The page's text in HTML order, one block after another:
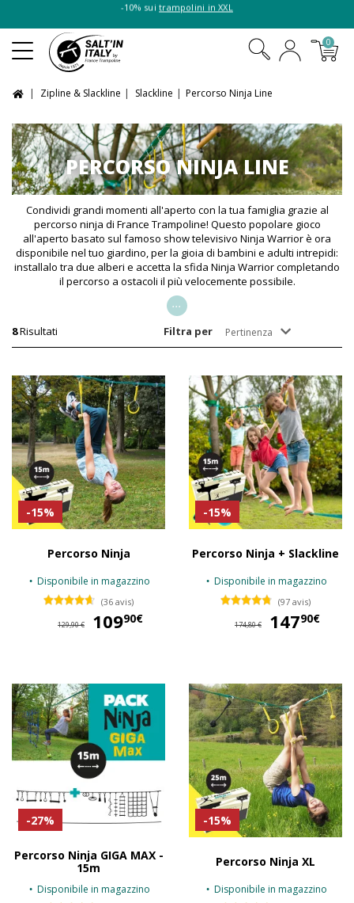
-10% suitrampolini in XXL
0
Zipline & Slackline Slackline Percorso Ninja Line
PERCORSO NINJA LINE
Condividi grandi momenti all'aperto con la tua famiglia grazie al
percorso ninja di France Trampoline! Questo popolare gioco
all'aperto basato sul famoso show televisivo Ninja Warrior è ora
disponibile nel tuo giardino, per la gioia di bambini e adulti intrepidi:
installalo tra due alberi e accetta la sfida Ninja Warrior completando
il percorso a ostacoli il più velocemente possibile.
...
8Risultati Filtra per Pertinenza
-15%
Percorso Ninja
Disponibile in magazzino
(36 avis)
129,90 € 10990€
-15%
Percorso Ninja + Slackline
Disponibile in magazzino
(97 avis)
174,80 € 14790€
-27%
Percorso Ninja GIGA MAX -
15m
Disponibile in magazzino
-15%
Percorso Ninja XL
Disponibile in magazzino